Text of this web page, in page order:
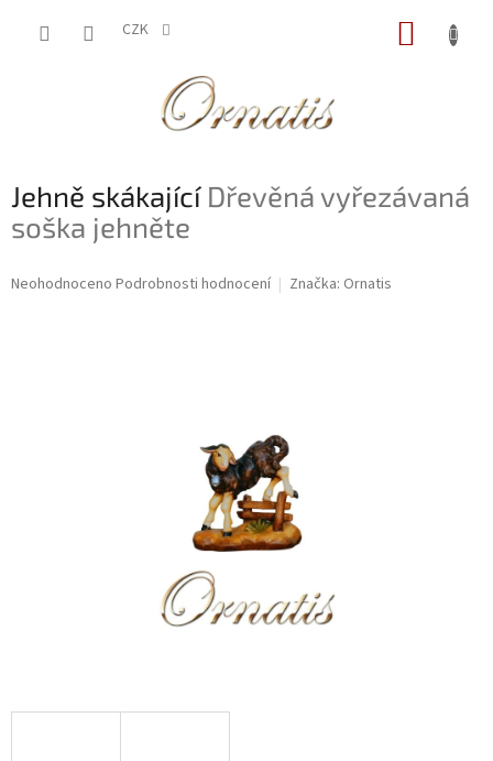
CZK
Jehně skákající Dřevěná vyřezávaná
soška jehněte
Průměrné
Neohodnoceno Podrobnosti hodnocení Značka: Ornatis